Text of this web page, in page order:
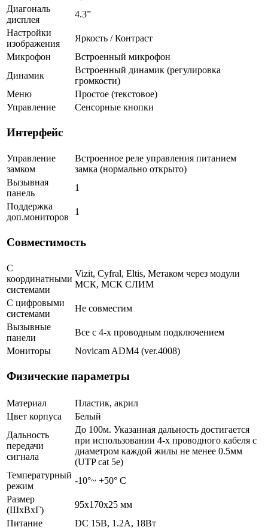
Диагональ
дисплея
4.3”
Настройки
изображения
Яркость / Контраст
Микрофон
Встроенный микрофон
Динамик
Встроенный динамик (регулировка
громкости)
Меню
Простое (текстовое)
Управление
Сенсорные кнопки
Интерфейс
Управление
замком
Встроенное реле управления питанием
замка (нормально открыто)
Вызывная
панель
1
Поддержка
доп.мониторов
1
Совместимость
С
координатными
системами
Vizit, Cyfral, Eltis, Метаком через модули
МСК, МСК СЛИМ
С цифровыми
системами
Не совместим
Вызывные
панели
Все с 4-х проводным подключением
Мониторы
Novicam ADM4 (ver.4008)
Физические параметры
Материал
Пластик, акрил
Цвет корпуса
Белый
Дальность
передачи
сигнала
До 100м. Указанная дальность достигается
при использовании 4-х проводного кабеля с
диаметром каждой жилы не менее 0.5мм
(UTP cat 5e)
Температурный
режим
-10°~ +50° С
Размер
(ШxВxГ)
95х170х25 мм
Питание
DC 15В, 1.2А, 18Вт